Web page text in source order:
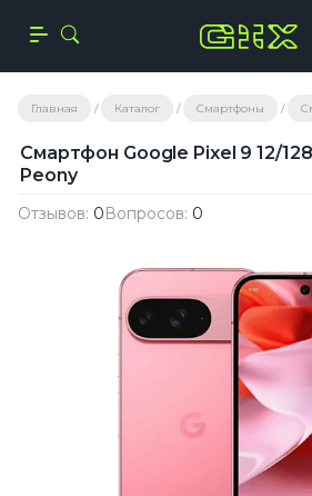
Главная Каталог Смартфоны
Смартфон Google Pixel 9 12/
Peony
Отзывов: 0Вопросов: 0